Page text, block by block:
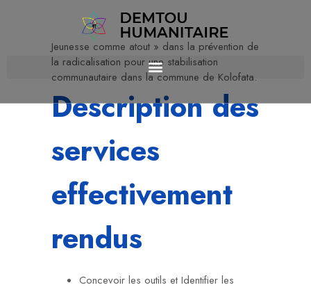
Jeunesse comme atout » dans la prévention de
la radicalisation pour une stabilisation
communautaire dans la commune de Kolofata.
Description des
services
effectivement
rendus
Concevoir les outils et Identifier les